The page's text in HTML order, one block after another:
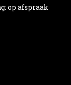
op afspraak